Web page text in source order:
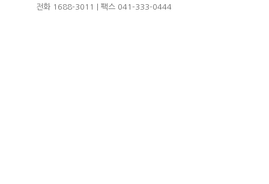
전화 1688-3011 | 팩스 041-333-0444